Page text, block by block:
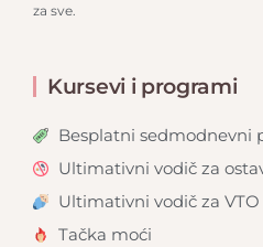
za sve.
Kursevi i programi
Besplatni sedmodnevni
Ultimativni vodič za
Ultimativni vodič za VTO
Tačka moći